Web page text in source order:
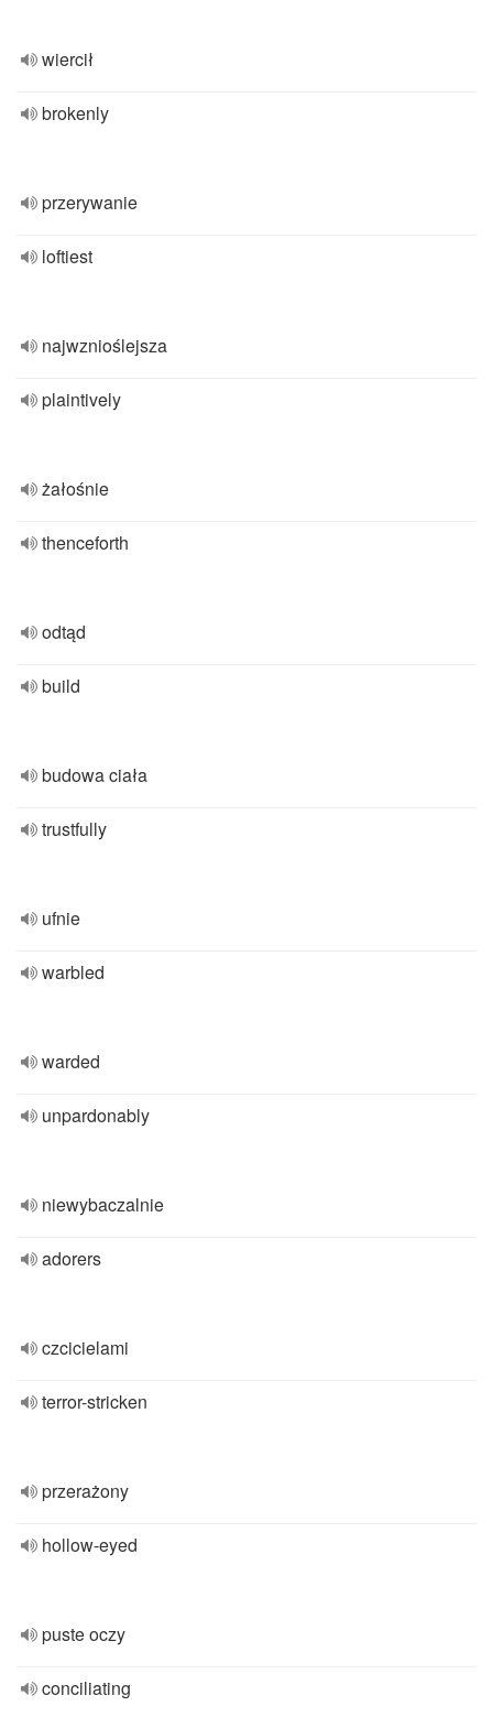
wiercił
brokenly
przerywanie
loftiest
najwznioślejsza
plaintively
żałośnie
thenceforth
odtąd
build
budowa ciała
trustfully
ufnie
warbled
warded
unpardonably
niewybaczalnie
adorers
czcicielami
terror-stricken
przerażony
hollow-eyed
puste oczy
conciliating